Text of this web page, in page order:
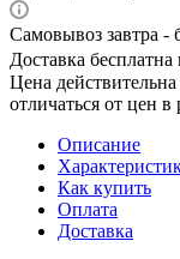
Самовывоз завтра -
Доставка
Цена
отличаться от цен
Описание
Как купить
Оплата
Доставка